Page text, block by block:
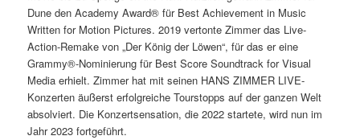
Dune den Academy Award® für Best Achievement in Music
Written for Motion Pictures. 2019 vertonte Zimmer das Live-
Action-Remake von „Der König der Löwen“, für das er eine
Grammy®-Nominierung für Best Score Soundtrack for Visual
Media erhielt. Zimmer hat mit seinen HANS ZIMMER LIVE-
Konzerten äußerst erfolgreiche Tourstopps auf der ganzen Welt
absolviert. Die Konzertsensation, die 2022 startete, wird nun im
Jahr 2023 fortgeführt.